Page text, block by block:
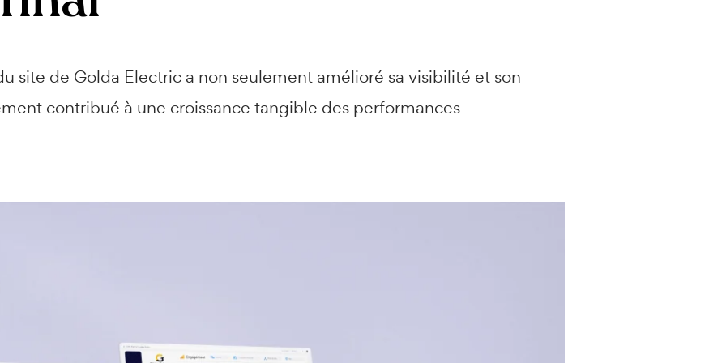
site de Golda Electric a non seulement amélioré sa visibilité et son
contribué à une croissance tangible des performances